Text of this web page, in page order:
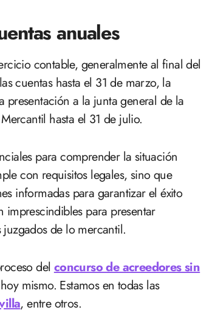
anuales
contable, generalmente al final del
cuentas hasta el 31 de marzo, la
a la junta general de la
hasta el 31 de julio.
para comprender la situación
con requisitos legales, sino que
informadas para garantizar el éxito
imprescindibles para presentar
de lo mercantil.
delconcurso de acreedores sin
mismo. Estamos en todas las
, entre otros.